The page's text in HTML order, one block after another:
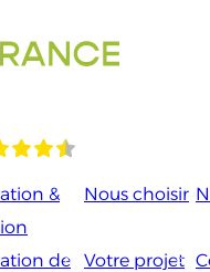
&
de
Nous choisir
Votre projet